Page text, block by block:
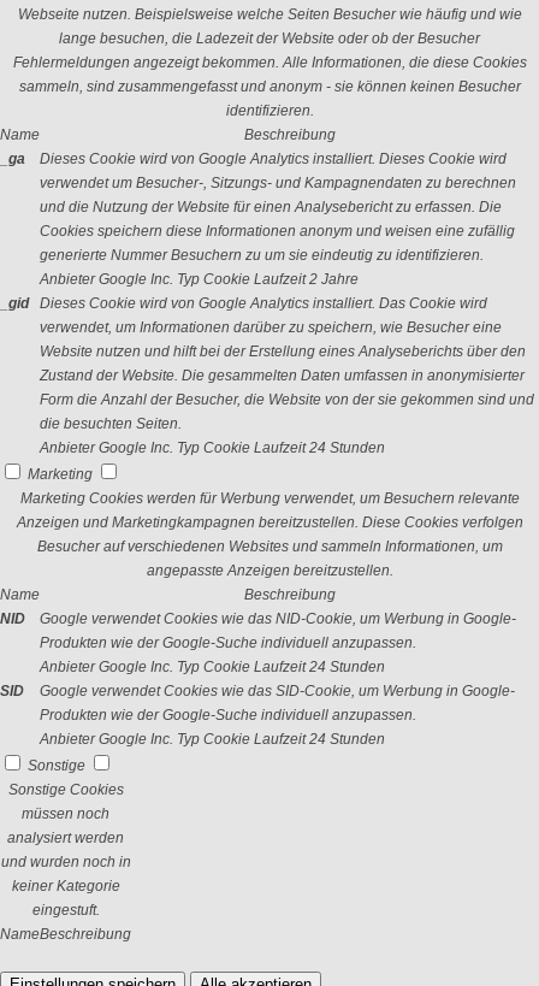
Webseite nutzen. Beispielsweise welche Seiten Besucher wie häufig und wie
lange besuchen, die Ladezeit der Website oder ob der Besucher
Fehlermeldungen angezeigt bekommen. Alle Informationen, die diese Cookies
sammeln, sind zusammengefasst und anonym - sie können keinen Besucher
identifizieren.
Name
Beschreibung
_ga
Dieses Cookie wird von Google Analytics installiert. Dieses Cookie wird
verwendet um Besucher-, Sitzungs- und Kampagnendaten zu berechnen
und die Nutzung der Website für einen Analysebericht zu erfassen. Die
Cookies speichern diese Informationen anonym und weisen eine zufällig
generierte Nummer Besuchern zu um sie eindeutig zu identifizieren.
Anbieter Google Inc. Typ Cookie Laufzeit 2 Jahre
_gid
Dieses Cookie wird von Google Analytics installiert. Das Cookie wird
verwendet, um Informationen darüber zu speichern, wie Besucher eine
Website nutzen und hilft bei der Erstellung eines Analyseberichts über den
Zustand der Website. Die gesammelten Daten umfassen in anonymisierter
Form die Anzahl der Besucher, die Website von der sie gekommen sind und
die besuchten Seiten.
Anbieter Google Inc. Typ Cookie Laufzeit 24 Stunden
Marketing
Marketing Cookies werden für Werbung verwendet, um Besuchern relevante
Anzeigen und Marketingkampagnen bereitzustellen. Diese Cookies verfolgen
Besucher auf verschiedenen Websites und sammeln Informationen, um
angepasste Anzeigen bereitzustellen.
Name
Beschreibung
NID
Google verwendet Cookies wie das NID-Cookie, um Werbung in Google-
Produkten wie der Google-Suche individuell anzupassen.
Anbieter Google Inc. Typ Cookie Laufzeit 24 Stunden
SID
Google verwendet Cookies wie das SID-Cookie, um Werbung in Google-
Produkten wie der Google-Suche individuell anzupassen.
Anbieter Google Inc. Typ Cookie Laufzeit 24 Stunden
Sonstige
Sonstige Cookies
müssen noch
analysiert werden
und wurden noch in
keiner Kategorie
eingestuft.
NameBeschreibung